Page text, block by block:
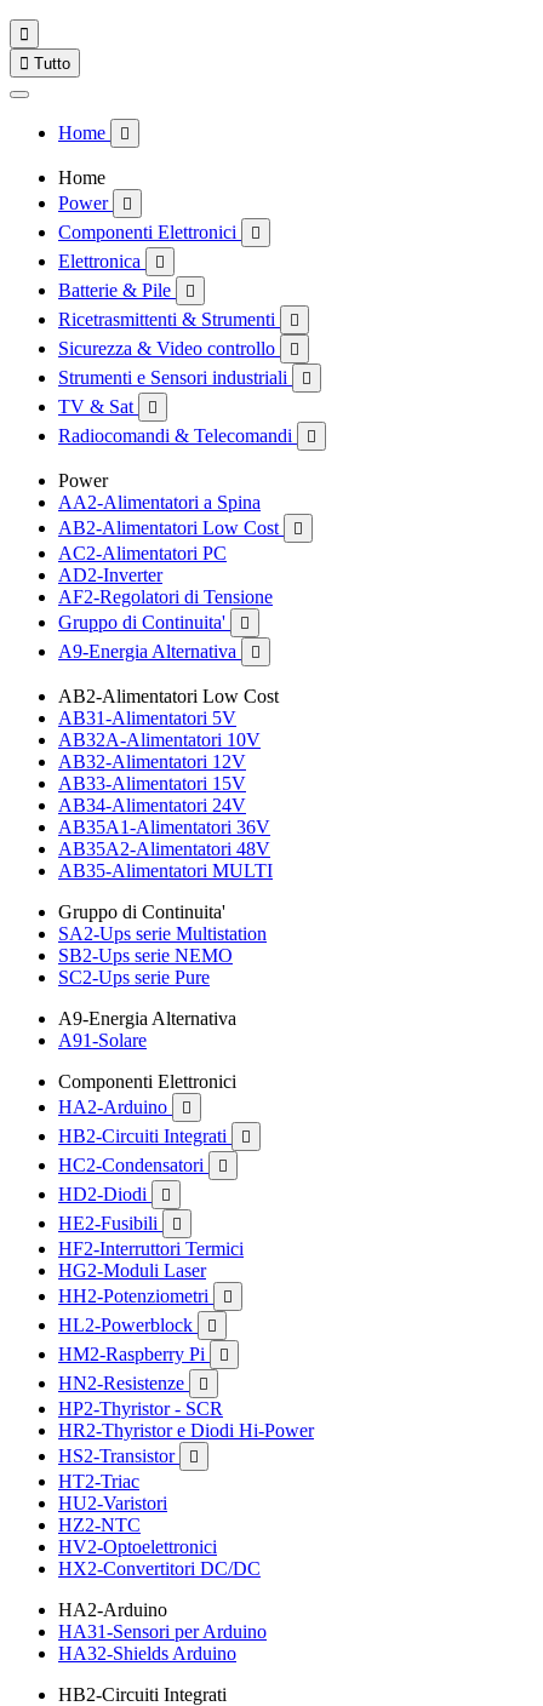

 Tutto
Home 
Home
Power

Componenti Elettronici 
Elettronica 
Batterie & Pile 
Ricetrasmittenti & Strumenti 
Sicurezza & Video controllo 
Strumenti e Sensori industriali 
TV & Sat 
Radiocomandi & Telecomandi 
Power
AA2-Alimentatori a Spina
AB2-Alimentatori Low Cost

AC2-Alimentatori PC
AD2-Inverter
AF2-Regolatori di Tensione
Gruppo di Continuita'

A9-Energia Alternativa 
AB2-Alimentatori Low Cost
AB31-Alimentatori 5V
AB32A-Alimentatori 10V
AB32-Alimentatori 12V
AB33-Alimentatori 15V
AB34-Alimentatori 24V
AB35A1-Alimentatori 36V
AB35A2-Alimentatori 48V
AB35-Alimentatori MULTI
Gruppo di Continuita'
SA2-Ups serie Multistation
SB2-Ups serie NEMO
SC2-Ups serie Pure
A9-Energia Alternativa
A91-Solare
Componenti Elettronici
HA2-Arduino

HB2-Circuiti Integrati 
HC2-Condensatori 
HD2-Diodi 
HE2-Fusibili 
HF2-Interruttori Termici
HG2-Moduli Laser
HH2-Potenziometri

HL2-Powerblock 
HM2-Raspberry Pi 
HN2-Resistenze 
HP2-Thyristor - SCR
HR2-Thyristor e Diodi Hi-Power
HS2-Transistor

HT2-Triac
HU2-Varistori
HZ2-NTC
HV2-Optoelettronici
HX2-Convertitori DC/DC
HA2-Arduino
HA31-Sensori per Arduino
HA32-Shields Arduino
HB2-Circuiti Integrati